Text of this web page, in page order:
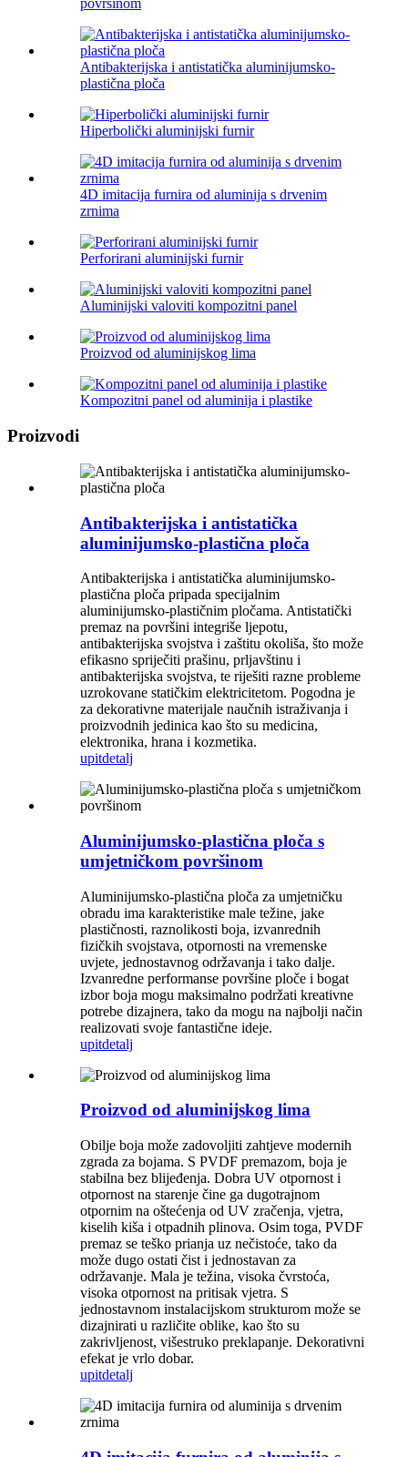
površinom
Antibakterijska i antistatička aluminijumsko-
plastična ploča
Hiperbolički aluminijski furnir
4D imitacija furnira od aluminija s drvenim
zrnima
Perforirani aluminijski furnir
Aluminijski valoviti kompozitni panel
Proizvod od aluminijskog lima
Kompozitni panel od aluminija i plastike
Proizvodi
Antibakterijska i antistatička
aluminijumsko-plastična ploča
Antibakterijska i antistatička aluminijumsko-
plastična ploča pripada specijalnim
aluminijumsko-plastičnim pločama. Antistatički
premaz na površini integriše ljepotu,
antibakterijska svojstva i zaštitu okoliša, što može
efikasno spriječiti prašinu, prljavštinu i
antibakterijska svojstva, te riješiti razne probleme
uzrokovane statičkim elektricitetom. Pogodna je
za dekorativne materijale naučnih istraživanja i
proizvodnih jedinica kao što su medicina,
elektronika, hrana i kozmetika.
upitdetalj
Aluminijumsko-plastična ploča s
umjetničkom površinom
Aluminijumsko-plastična ploča za umjetničku
obradu ima karakteristike male težine, jake
plastičnosti, raznolikosti boja, izvanrednih
fizičkih svojstava, otpornosti na vremenske
uvjete, jednostavnog održavanja i tako dalje.
Izvanredne performanse površine ploče i bogat
izbor boja mogu maksimalno podržati kreativne
potrebe dizajnera, tako da mogu na najbolji način
realizovati svoje fantastične ideje.
upitdetalj
Proizvod od aluminijskog lima
Obilje boja može zadovoljiti zahtjeve modernih
zgrada za bojama. S PVDF premazom, boja je
stabilna bez blijeđenja. Dobra UV otpornost i
otpornost na starenje čine ga dugotrajnom
otpornim na oštećenja od UV zračenja, vjetra,
kiselih kiša i otpadnih plinova. Osim toga, PVDF
premaz se teško prianja uz nečistoće, tako da
može dugo ostati čist i jednostavan za
održavanje. Mala je težina, visoka čvrstoća,
visoka otpornost na pritisak vjetra. S
jednostavnom instalacijskom strukturom može se
dizajnirati u različite oblike, kao što su
zakrivljenost, višestruko preklapanje. Dekorativni
efekat je vrlo dobar.
upitdetalj